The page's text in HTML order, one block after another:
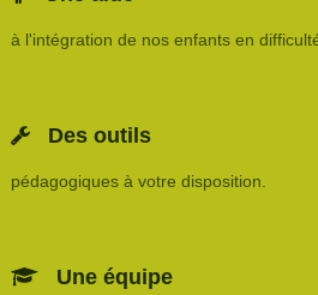
à l'intégration de nos enfants en
Des outils
pédagogiques à votre disposition.
Une équipe